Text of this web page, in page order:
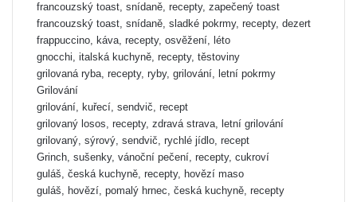
francouzský toast, snídaně, recepty, zapečený toast
francouzský toast, snídaně, sladké pokrmy, recepty, dezert
frappuccino, káva, recepty, osvěžení, léto
gnocchi, italská kuchyně, recepty, těstoviny
grilovaná ryba, recepty, ryby, grilování, letní pokrmy
Grilování
grilování, kuřecí, sendvič, recept
grilovaný losos, recepty, zdravá strava, letní grilování
grilovaný, sýrový, sendvič, rychlé jídlo, recept
Grinch, sušenky, vánoční pečení, recepty, cukroví
guláš, česká kuchyně, recepty, hovězí maso
guláš, hovězí, pomalý hrnec, česká kuchyně, recepty